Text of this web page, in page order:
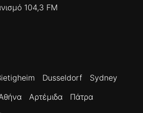
104,3 FM
Dusseldorf
Sydney
Αρτέμιδα
Πάτρα